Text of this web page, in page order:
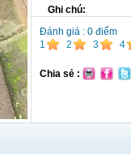
Ghi chú:
Đánh giá : 0 điểm
1
2 3 4
Chia sẻ :